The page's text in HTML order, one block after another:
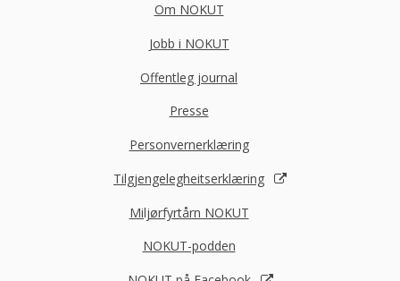
Om NOKUT
Jobb i NOKUT
Offentleg journal
Presse
Personvernerklæring
Tilgjengelegheitserklæring
Miljørfyrtårn NOKUT
NOKUT-podden